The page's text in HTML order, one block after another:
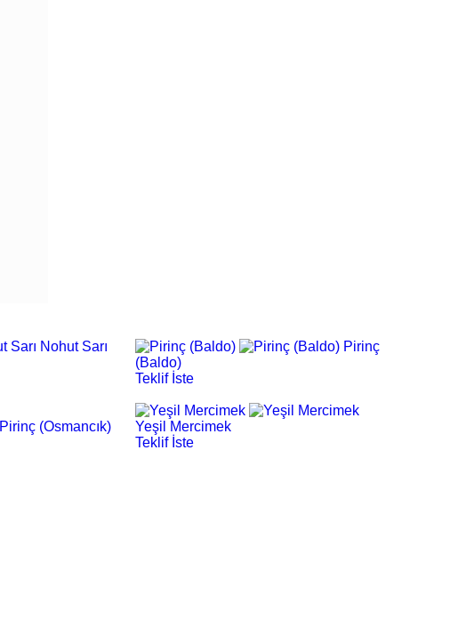
Nohut Sarı
Pirinç
(Baldo)
Teklif İste
Pirinç (Osmancık)
Yeşil Mercimek
Teklif İste